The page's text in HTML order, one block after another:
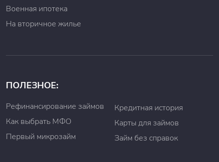
Военная ипотека
На вторичное жилье
ПОЛЕЗНОЕ:
Рефинансирование займов
Как выбрать МФО
Первый микрозайм
Кредитная история
Карты для займов
Займ без справок